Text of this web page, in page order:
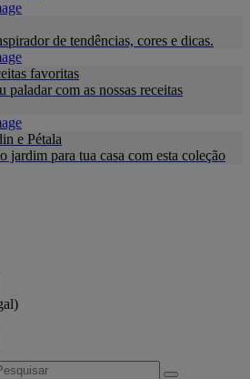
de tendências, cores e dicas.
favoritas
paladar com as nossas receitas
e Pétala
jardim para tua casa com esta coleção